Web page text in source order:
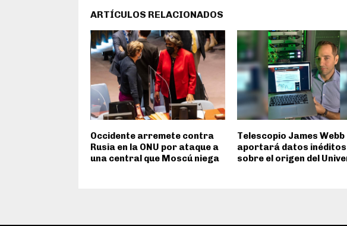
ARTÍCULOS RELACIONADOS
Occidente arremete contra
Rusia en la ONU por ataque a
una central que Moscú niega
Telescopio James Webb
aportará datos inéditos
sobre el origen del